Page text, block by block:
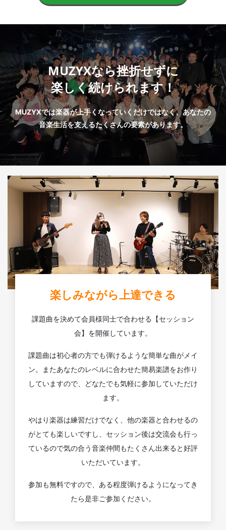
MUZYXなら挫折せずに
楽しく続けられます！
MUZYXでは楽器が上手くなっていくだけではなく、あなたの
音楽生活を支えるたくさんの要素があります。
楽しみながら上達できる
課題曲を決めて会員様同士で合わせる【セッション
会】を開催しています。
課題曲は初心者の方でも弾けるような簡単な曲がメイ
ン。またあなたのレベルに合わせた簡易楽譜をお作り
していますので、どなたでも気軽に参加していただけ
ます。
やはり楽器は練習だけでなく、他の楽器と合わせるの
がとても楽しいですし、セッション後は交流会も行っ
ているので気の合う音楽仲間もたくさん出来ると好評
いただいています。
参加も無料ですので、ある程度弾けるようになってき
たら是非ご参加ください。